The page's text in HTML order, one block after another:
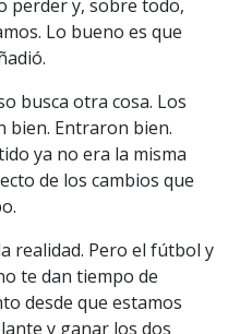
perder y, sobre todo,
Lo bueno es que
busca otra cosa. Los
bien. Entraron bien.
ya no era la misma
de los cambios que
realidad. Pero el fútbol y
te dan tiempo de
desde que estamos
y ganar los dos